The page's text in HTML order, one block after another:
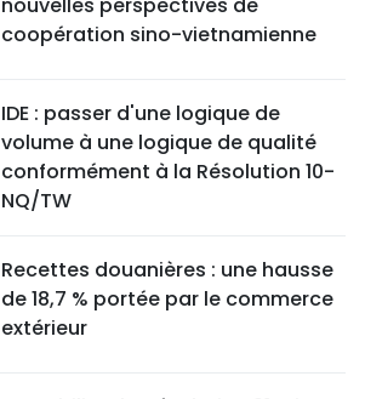
coopération sino-vietnamienne
IDE : passer d'une logique de
volume à une logique de qualité
conformément à la Résolution 10-
NQ/TW
Recettes douanières : une hausse
de 18,7 % portée par le commerce
extérieur